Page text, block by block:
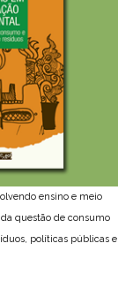
ensino e meio
questão de consumo
políticas públicas e